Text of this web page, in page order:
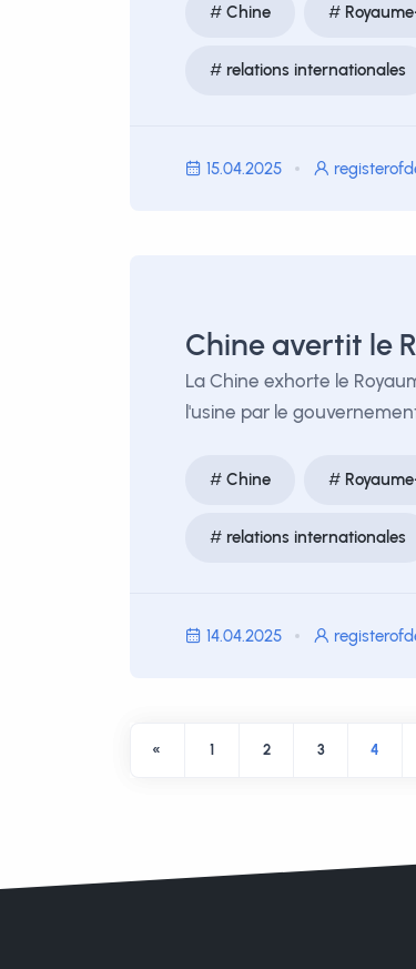
Chine
relations internationales
15.04.2025
Chine avertit le
La Chine exhorte le
l'usine par le
Chine
relations internationales
14.04.2025
« 1 2 3 4